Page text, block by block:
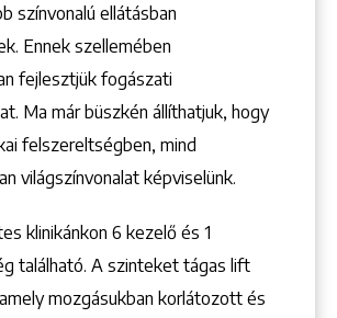
színvonalú ellátásban
Ennek szellemében
fejlesztjük fogászati
Ma már büszkén állíthatjuk, hogy
felszereltségben, mind
világszínvonalat képviselünk.
klinikánkon 6 kezelő ­és 1
található. A szinteket tágas lift
mozgásukban korlátozott és